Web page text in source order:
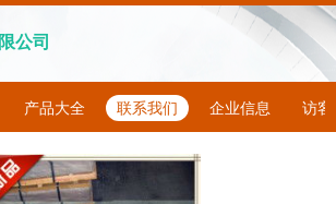
公司
产品大全 联系我们 企业信息 访客